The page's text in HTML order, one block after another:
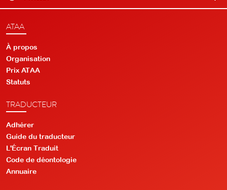
ATAA
À propos
Organisation
Prix ATAA
Statuts
TRADUCTEUR
Adhérer
Guide du traducteur
L'Écran Traduit
Code de déontologie
Annuaire